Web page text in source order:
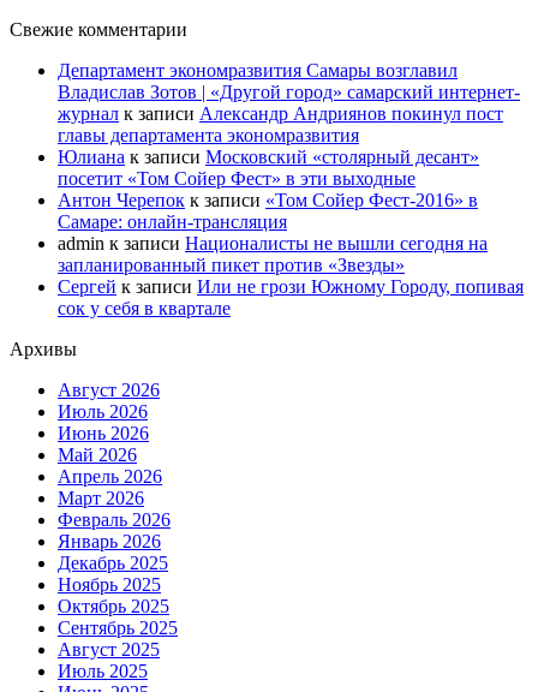
Свежие комментарии
Департамент экономразвития Самары возглавил
Владислав Зотов | «Другой город» самарский интернет-
журнал к записи Александр Андриянов покинул пост
главы департамента экономразвития
Юлиана к записи Московский «столярный десант»
посетит «Том Сойер Фест» в эти выходные
Антон Черепок к записи «Том Сойер Фест-2016» в
Самаре: онлайн-трансляция
admin к записи Националисты не вышли сегодня на
запланированный пикет против «Звезды»
Сергей к записи Или не грози Южному Городу, попивая
сок у себя в квартале
Архивы
Август 2026
Июль 2026
Июнь 2026
Май 2026
Апрель 2026
Март 2026
Февраль 2026
Январь 2026
Декабрь 2025
Ноябрь 2025
Октябрь 2025
Сентябрь 2025
Август 2025
Июль 2025